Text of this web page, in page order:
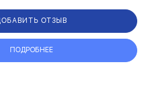
ОТЗЫВ
ПОДРОБНЕЕ